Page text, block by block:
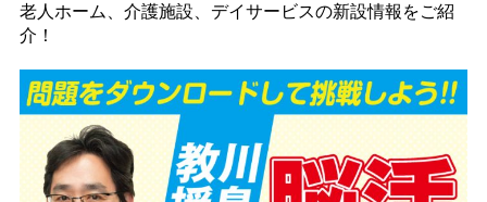
老人ホーム、介護施設、デイサービスの新設情報をご紹
介！